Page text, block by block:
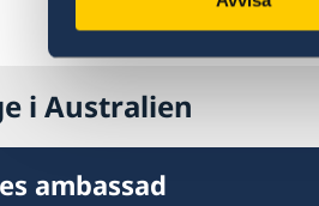
i Australien
ambassad